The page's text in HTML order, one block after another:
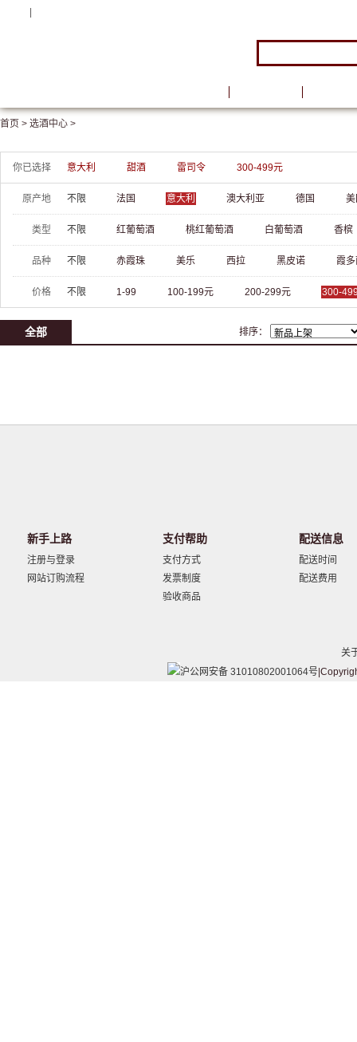
首页 > 选酒中心 >
你已选择 意大利 甜酒 雷司令 300-499元
原产地 不限 法国 意大利 澳大利亚 德国
类型 不限 红葡萄酒 桃红葡萄酒 白葡萄酒 香槟
品种 不限 赤霞珠 美乐 西拉 黑皮诺 霞
价格 不限 1-99 100-199元 200-299元 300-
全部 排序：
新手上路
注册与登录
网站订购流程
支付帮助
支付方式
发票制度
验收商品
配送信息
配送时间
配送费用
关
沪公网安备 31010802001064号